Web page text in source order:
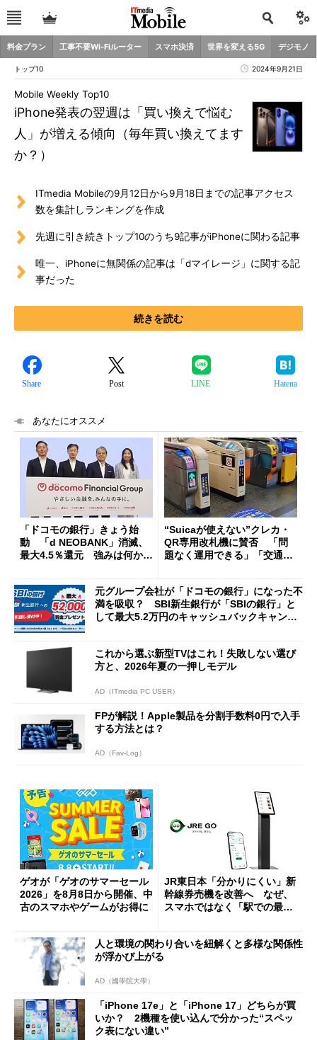
料金プラン 工事不要Wi-Fiルーター スマホ決済 世界を変える5G デジモノ
トップ10 2024年9月21日
iPhone発表の翌週は「買い換えで悩む
人」が増える傾向（毎年買い換えてます
か？）
Mobile Weekly Top10
ITmedia Mobileの9月12日から9月18日までの記事アクセス
数を集計しランキングを作成
先週に引き続きトップ10のうち9記事がiPhoneに関わる記事
唯一、iPhoneに無関係の記事は「dマイレージ」に関する記
事だった
続きを読む
Share Post LINE Hatena
あなたにオススメ
「ドコモの銀行」きょう始
動 「d NEOBANK」消滅、
最大4.5％還元 強みは何か解
“Suicaが使えない”クレカ・
QR専用改札機に賛否 「問
題なく運用できる」「交通系I
元グループ会社が「ドコモの銀行」になった不
満を吸収？ SBI新生銀行が「SBIの銀行」と
して最大5.2万円のキャッシュバックキャンペ
これから選ぶ新型TVはこれ！失敗しない選び
方と、2026年夏の一押しモデル
AD（ITmedia PC USER）
FPが解説！Apple製品を分割手数料0円で入手
する方法とは？
AD（Fav-Log）
ゲオが「ゲオのサマーセール
2026」を8月8日から開催、中
古のスマホやゲームがお得に
JR東日本「分かりにくい」新
幹線券売機を改善へ なぜ、
スマホではなく「駅での最短
人と環境の関わり合いを紐解くと多様な関係性
が浮かび上がる
AD（國學院大學）
「iPhone 17e」と「iPhone 17」どちらが買
いか？ 2機種を使い込んで分かった“スペッ
ク表にない違い”